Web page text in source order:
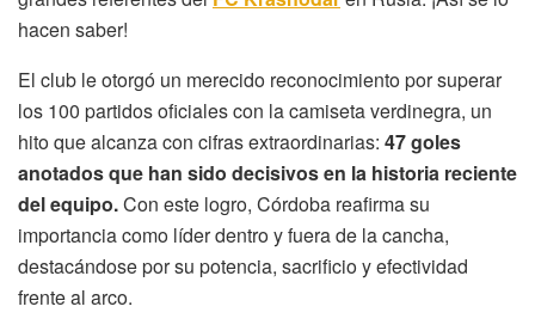
hacen saber!
El club le otorgó un merecido reconocimiento por superar
los 100 partidos oficiales con la camiseta verdinegra, un
hito que alcanza con cifras extraordinarias: 47 goles
anotados que han sido decisivos en la historia reciente
del equipo.Con este logro, Córdoba reafirma su
importancia como líder dentro y fuera de la cancha,
destacándose por su potencia, sacrificio y efectividad
frente al arco.